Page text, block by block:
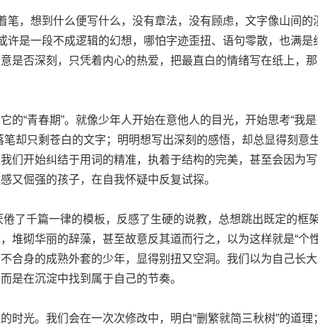
，想到什么便写什么，没有章法，没有顾虑，文字像山间的
许是一段不成逻辑的幻想，哪怕字迹歪扭、语句零散，也满是
是否深刻，只凭着内心的热爱，把最直白的情绪写在纸上，
“青春期”。就像少年人开始在意他人的目光，开始思考“我是
却只剩苍白的文字；明明想写出深刻的感悟，却总显得刻意
们开始纠结于用词的精准，执着于结构的完美，甚至会因为
又倔强的孩子，在自我怀疑中反复试探。
了千篇一律的模板，反感了生硬的说教，总想跳出既定的框架
砌华丽的辞藻，甚至故意反其道而行之，以为这样就是“个性
合身的成熟外套的少年，显得别扭又空洞。我们以为自己长大
是在沉淀中找到属于自己的节奏。
光。我们会在一次次修改中，明白“删繁就简三秋树”的道理